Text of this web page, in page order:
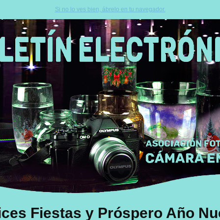
Si no lo ves bien, ábrelo en tu navegador.
Fiestas y Próspero Año